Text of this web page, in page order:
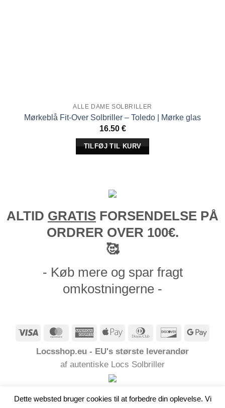
ALLE DAME SOLBRILLER
Mørkeblå Fit-Over Solbriller – Toledo | Mørke glas
16.50 €
TILFØJ TIL KURV
ALTID GRATIS FORSENDELSE PÅ
ORDRER OVER 100€.
🥰
- Køb mere og spar fragt
omkostningerne -
Visum MasterCardAmericanApple
Dinners
Opdage
Locsshop.eu - EU's største leverandør
af autentiske Locs Solbriller
EU-baseret webshop - Alle ordrer sendes fra EU
Dette websted bruger cookies til at forbedre din oplevelse. Vi